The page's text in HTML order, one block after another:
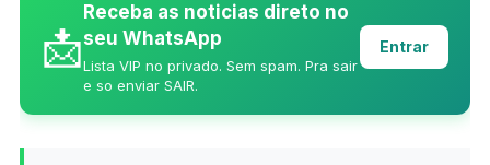
📩
Receba as noticias direto no
seu WhatsApp
Lista VIP no privado. Sem spam. Pra sair
e so enviar SAIR.
Entrar